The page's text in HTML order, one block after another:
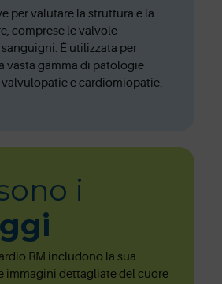
per valutare la struttura e la
comprese le valvole
È utilizzata per
vasta gamma di patologie
e cardiomiopatie.
i
RM includono la sua
immagini dettagliate del cuore